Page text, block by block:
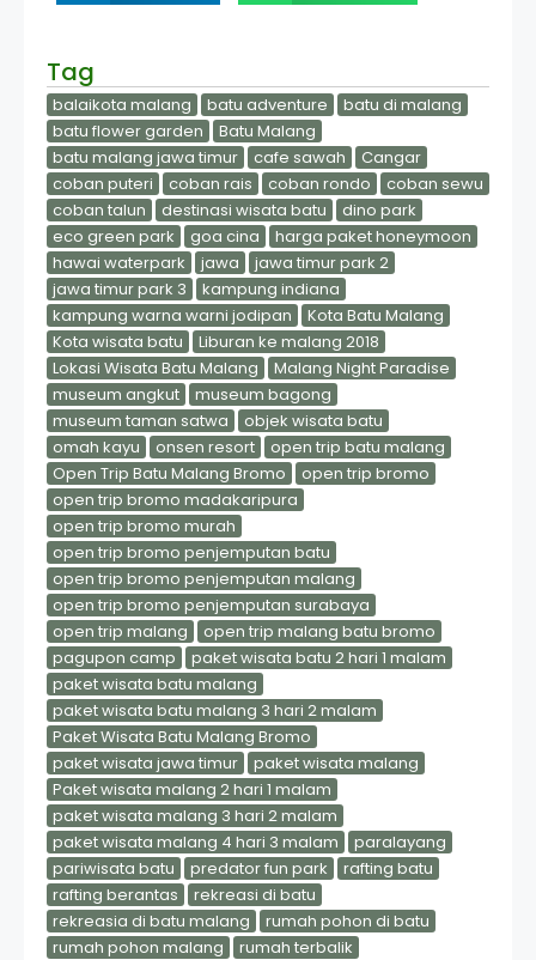
Tag
balaikota malang batu adventure
batu di malang
batu flower garden
Batu Malang
batu malang jawa timur
cafe sawah
Cangar
coban puteri
coban rais coban rondo
coban sewu
coban talun
destinasi wisata batu
dino park
eco green park
goa cina
harga paket honeymoon
hawai waterpark
jawa
jawa timur park 2
jawa timur park 3
kampung indiana
kampung warna warni jodipan
Kota Batu Malang
Kota wisata batu
Liburan ke malang 2018
Lokasi Wisata Batu Malang
Malang Night Paradise
museum angkut
museum bagong
museum taman satwa
objek wisata batu
omah kayu
onsen resort
open trip batu malang
Open Trip Batu Malang Bromo
open trip bromo
open trip bromo madakaripura
open trip bromo murah
open trip bromo penjemputan batu
open trip bromo penjemputan malang
open trip bromo penjemputan surabaya
open trip malang
open trip malang batu bromo
pagupon camp
paket wisata batu 2 hari 1 malam
paket wisata batu malang
paket wisata batu malang 3 hari 2 malam
Paket Wisata Batu Malang Bromo
paket wisata jawa timur
paket wisata malang
Paket wisata malang 2 hari 1 malam
paket wisata malang 3 hari 2 malam
paket wisata malang 4 hari 3 malam
paralayang
pariwisata batu
predator fun park
rafting batu
rafting berantas
rekreasi di batu
rekreasia di batu malang
rumah pohon di batu
rumah pohon malang
rumah terbalik